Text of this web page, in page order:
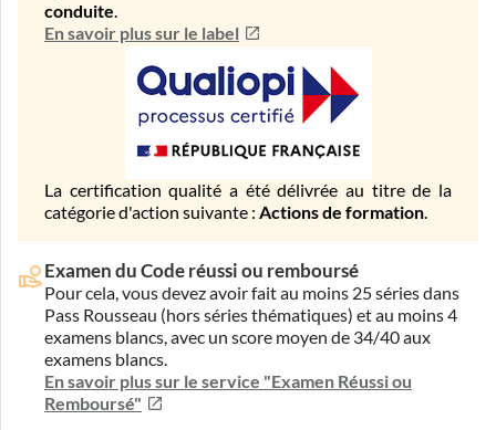
conduite.
En savoir plus sur le label
La certification qualité a été délivrée au titre de la
catégorie d'action suivante : Actions de formation.
Examen du Code réussi ou remboursé
Pour cela, vous devez avoir fait au moins 25 séries dans
Pass Rousseau (hors séries thématiques) et au moins 4
examens blancs, avec un score moyen de 34/40 aux
examens blancs.
En savoir plus sur le service "Examen Réussi ou
Remboursé"